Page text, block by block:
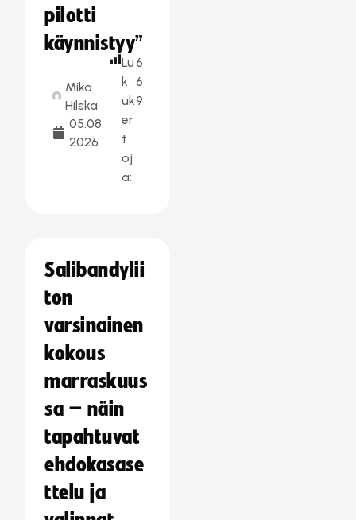
pilotti
käynnistyy”
Mika
Hilska
05.08.
2026
Lu
k
uk
er
t
oj
a:
6
6
9
Salibandylii
ton
varsinainen
kokous
marraskuus
sa – näin
tapahtuvat
ehdokasase
ttelu ja